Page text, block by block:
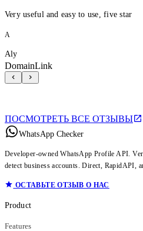
Very useful and easy to use, five star
A
Aly
DomainLink
ПОСМОТРЕТЬ ВСЕ ОТЗЫВЫ
WhatsApp Checker
Developer-owned WhatsApp Profile API.
detect business accounts. Direct, RapidAPI,
ОСТАВЬТЕ ОТЗЫВ О НАС
Product
Features